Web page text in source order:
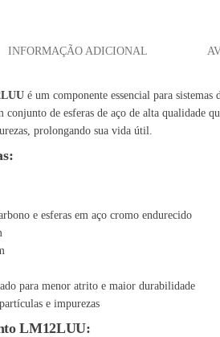
INFORMAÇÃO ADICIONAL
é um componente essencial para
conjunto de esferas de aço de alta qualidade
prolongando sua vida útil.
e esferas em aço cromo endurecido
para menor atrito e maior durabilidade
e impurezas
LM12LUU: